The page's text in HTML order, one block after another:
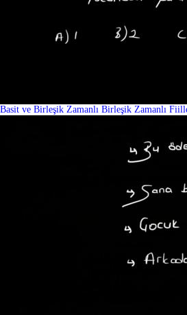
Basit ve Birleşik Zamanlı Birleşik Zamanlı